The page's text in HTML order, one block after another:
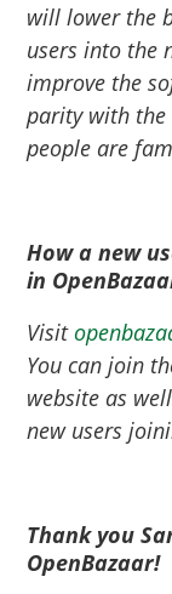
will lower the
users into the
improve the
parity with
people are
How a new
in
Visit
You can join
website as
new users
Thank you
OpenBazaar!